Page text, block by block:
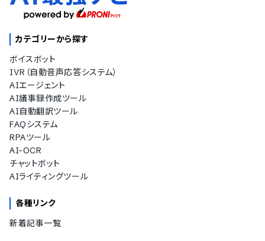
カテゴリーから探す
ボイスボット
IVR（自動音声応答システム）
AIエージェント
AI議事録作成ツール
AI自動翻訳ツール
FAQシステム
RPAツール
AI-OCR
チャットボット
AIライティングツール
各種リンク
新着記事一覧